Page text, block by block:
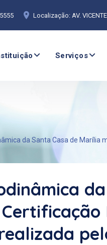
Localização: AV.
Serviços
da Santa Casa de Marília